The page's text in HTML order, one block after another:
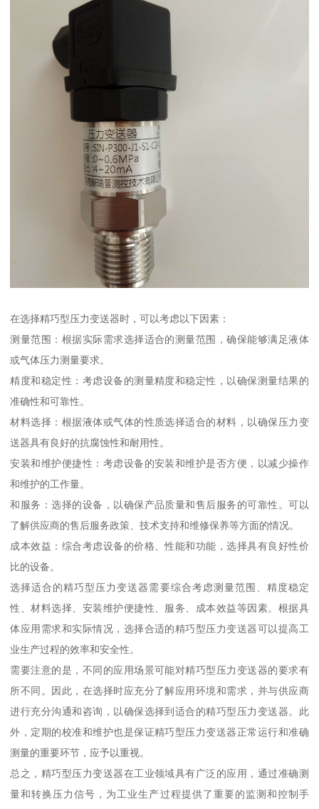
在选择精巧型压力变送器时，可以考虑以下因素：
测量范围：根据实际需求选择适合的测量范围，确保能够满足液体
或气体压力测量要求。
精度和稳定性：考虑设备的测量精度和稳定性，以确保测量结果的
准确性和可靠性。
材料选择：根据液体或气体的性质选择适合的材料，以确保压力变
送器具有良好的抗腐蚀性和耐用性。
安装和维护便捷性：考虑设备的安装和维护是否方便，以减少操作
和维护的工作量。
和服务：选择的设备，以确保产品质量和售后服务的可靠性。可以
了解供应商的售后服务政策、技术支持和维修保养等方面的情况。
成本效益：综合考虑设备的价格、性能和功能，选择具有良好性价
比的设备。
选择适合的精巧型压力变送器需要综合考虑测量范围、精度稳定
性、材料选择、安装维护便捷性、服务、成本效益等因素。根据具
体应用需求和实际情况，选择合适的精巧型压力变送器可以提高工
业生产过程的效率和安全性。
需要注意的是，不同的应用场景可能对精巧型压力变送器的要求有
所不同。因此，在选择时应充分了解应用环境和需求，并与供应商
进行充分沟通和咨询，以确保选择到适合的精巧型压力变送器。此
外，定期的校准和维护也是保证精巧型压力变送器正常运行和准确
测量的重要环节，应予以重视。
总之，精巧型压力变送器在工业领域具有广泛的应用，通过准确测
量和转换压力信号，为工业生产过程提供了重要的监测和控制手